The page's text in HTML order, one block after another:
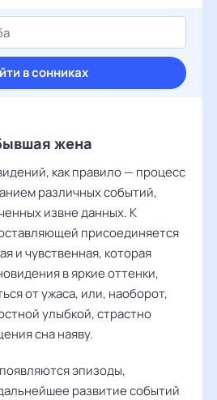
в сонниках
жена
как правило — процесс
различных событий,
извне данных. К
присоединяется
и чувственная, которая
в яркие оттенки,
от ужаса, или, наоборот,
улыбкой, страстно
сна наяву.
эпизоды,
развитие событий